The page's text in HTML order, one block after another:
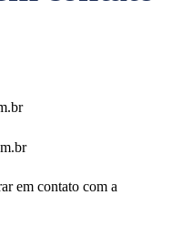
em contato com a